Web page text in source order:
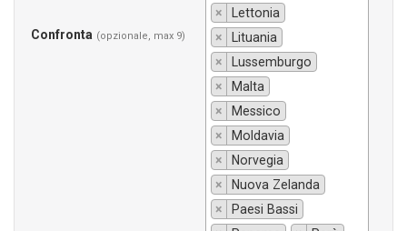
Confronta (opzionale, max 9)
×
Lettonia
×
Lituania
×
Lussemburgo
×
Malta
×
Messico
×
Moldavia
×
Norvegia
×
Nuova Zelanda
×
Paesi Bassi